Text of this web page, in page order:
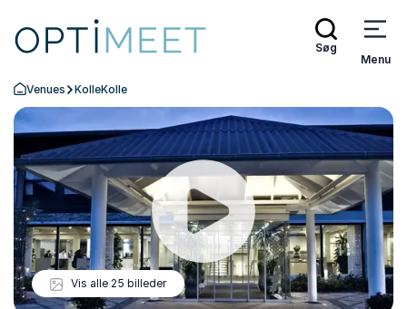
Søg
Menu
Tilbage til forsiden
Venues KolleKolle
Vis alle 25 billeder Afspil